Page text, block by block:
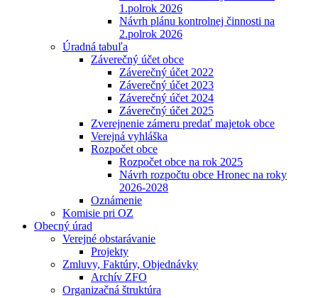
1.polrok 2026
Návrh plánu kontrolnej činnosti na
2.polrok 2026
Úradná tabuľa
Záverečný účet obce
Záverečný účet 2022
Záverečný účet 2023
Záverečný účet 2024
Záverečný účet 2025
Zverejnenie zámeru predať majetok obce
Verejná vyhláška
Rozpočet obce
Rozpočet obce na rok 2025
Návrh rozpočtu obce Hronec na roky
2026-2028
Oznámenie
Komisie pri OZ
Obecný úrad
Verejné obstarávanie
Projekty
Zmluvy, Faktúry, Objednávky
Archív ZFO
Organizačná štruktúra